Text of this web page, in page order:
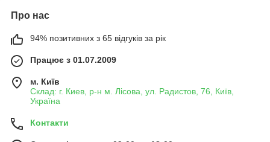
Про нас
94% позитивних з 65 відгуків за рік
Працює з 01.07.2009
м. Київ
Склад: г. Киев, р-н м. Лісова, ул. Радистов, 76, Київ,
Україна
Контакти